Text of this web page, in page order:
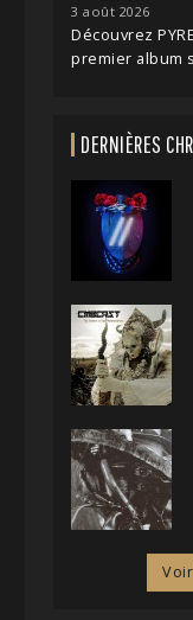
3 août 2026
Découvrez
premier album
DERNIÈRES